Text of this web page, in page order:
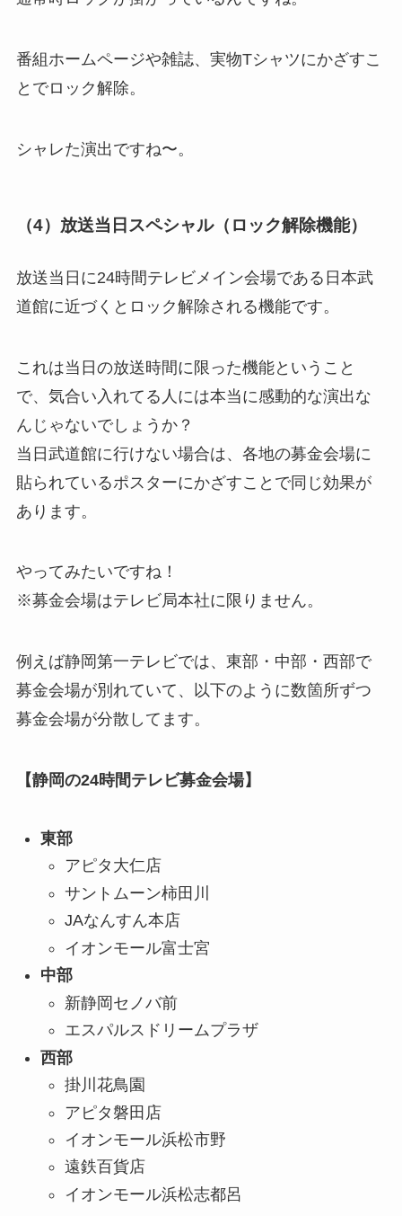
番組ホームページや雑誌、実物Tシャツにかざすこ
とでロック解除。
シャレた演出ですね〜。
（4）放送当日スペシャル（ロック解除機能）
放送当日に24時間テレビメイン会場である日本武
道館に近づくとロック解除される機能です。
これは当日の放送時間に限った機能ということ
で、気合い入れてる人には本当に感動的な演出な
んじゃないでしょうか？
当日武道館に行けない場合は、各地の募金会場に
貼られているポスターにかざすことで同じ効果が
あります。
やってみたいですね！
※募金会場はテレビ局本社に限りません。
例えば静岡第一テレビでは、東部・中部・西部で
募金会場が別れていて、以下のように数箇所ずつ
募金会場が分散してます。
【静岡の24時間テレビ募金会場】
東部
アピタ大仁店
サントムーン柿田川
JAなんすん本店
イオンモール富士宮
中部
新静岡セノバ前
エスパルスドリームプラザ
西部
掛川花鳥園
アピタ磐田店
イオンモール浜松市野
遠鉄百貨店
イオンモール浜松志都呂